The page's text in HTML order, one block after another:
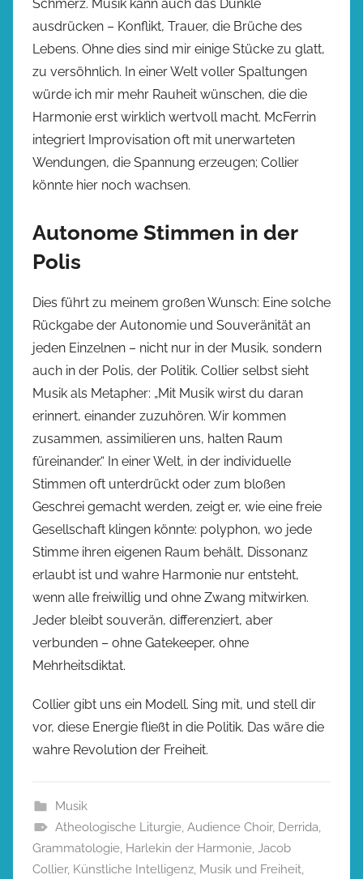
Schmerz. Musik kann auch das Dunkle
ausdrücken – Konflikt, Trauer, die Brüche des
Lebens. Ohne dies sind mir einige Stücke zu glatt,
zu versöhnlich. In einer Welt voller Spaltungen
würde ich mir mehr Rauheit wünschen, die die
Harmonie erst wirklich wertvoll macht. McFerrin
integriert Improvisation oft mit unerwarteten
Wendungen, die Spannung erzeugen; Collier
könnte hier noch wachsen.
Autonome Stimmen in der
Polis
Dies führt zu meinem großen Wunsch: Eine solche
Rückgabe der Autonomie und Souveränität an
jeden Einzelnen – nicht nur in der Musik, sondern
auch in der Polis, der Politik. Collier selbst sieht
Musik als Metapher: „Mit Musik wirst du daran
erinnert, einander zuzuhören. Wir kommen
zusammen, assimilieren uns, halten Raum
füreinander.“ In einer Welt, in der individuelle
Stimmen oft unterdrückt oder zum bloßen
Geschrei gemacht werden, zeigt er, wie eine freie
Gesellschaft klingen könnte: polyphon, wo jede
Stimme ihren eigenen Raum behält, Dissonanz
erlaubt ist und wahre Harmonie nur entsteht,
wenn alle freiwillig und ohne Zwang mitwirken.
Jeder bleibt souverän, differenziert, aber
verbunden – ohne Gatekeeper, ohne
Mehrheitsdiktat.
Collier gibt uns ein Modell. Sing mit, und stell dir
vor, diese Energie fließt in die Politik. Das wäre die
wahre Revolution der Freiheit.
Musik
Atheologische Liturgie, Audience Choir, Derrida,
Grammatologie, Harlekin der Harmonie, Jacob
Collier, Künstliche Intelligenz, Musik und Freiheit,